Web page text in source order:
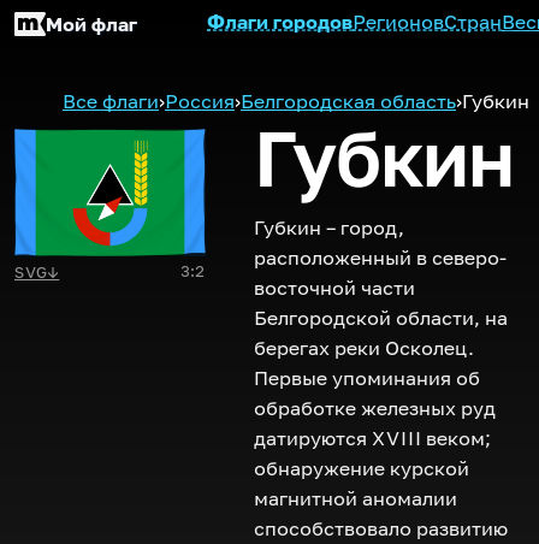
Мой флаг Флаги городовРегионовСтран
Все флаги›Россия›Белгородская область›Губкин
SVG↓ 3:2
Губкин
Губкин – город,
расположенный в северо-
восточной части
Белгородской области, на
берегах реки Осколец.
Первые упоминания об
обработке железных руд
датируются XVIII веком;
обнаружение курской
магнитной аномалии
способствовало развитию